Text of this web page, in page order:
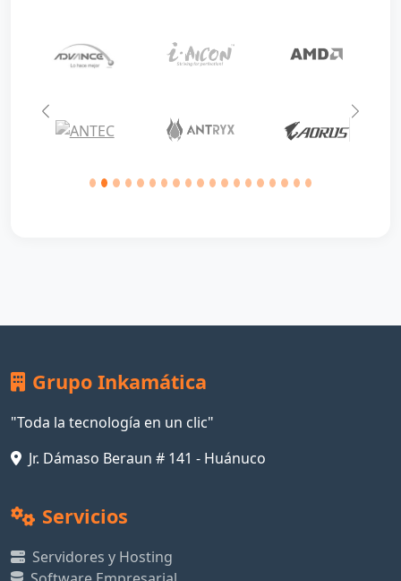
Anterior
Grupo Inkamática
"Toda la tecnología en un clic"
Jr. Dámaso Beraun # 141 - Huánuco
Servicios
Servidores y Hosting